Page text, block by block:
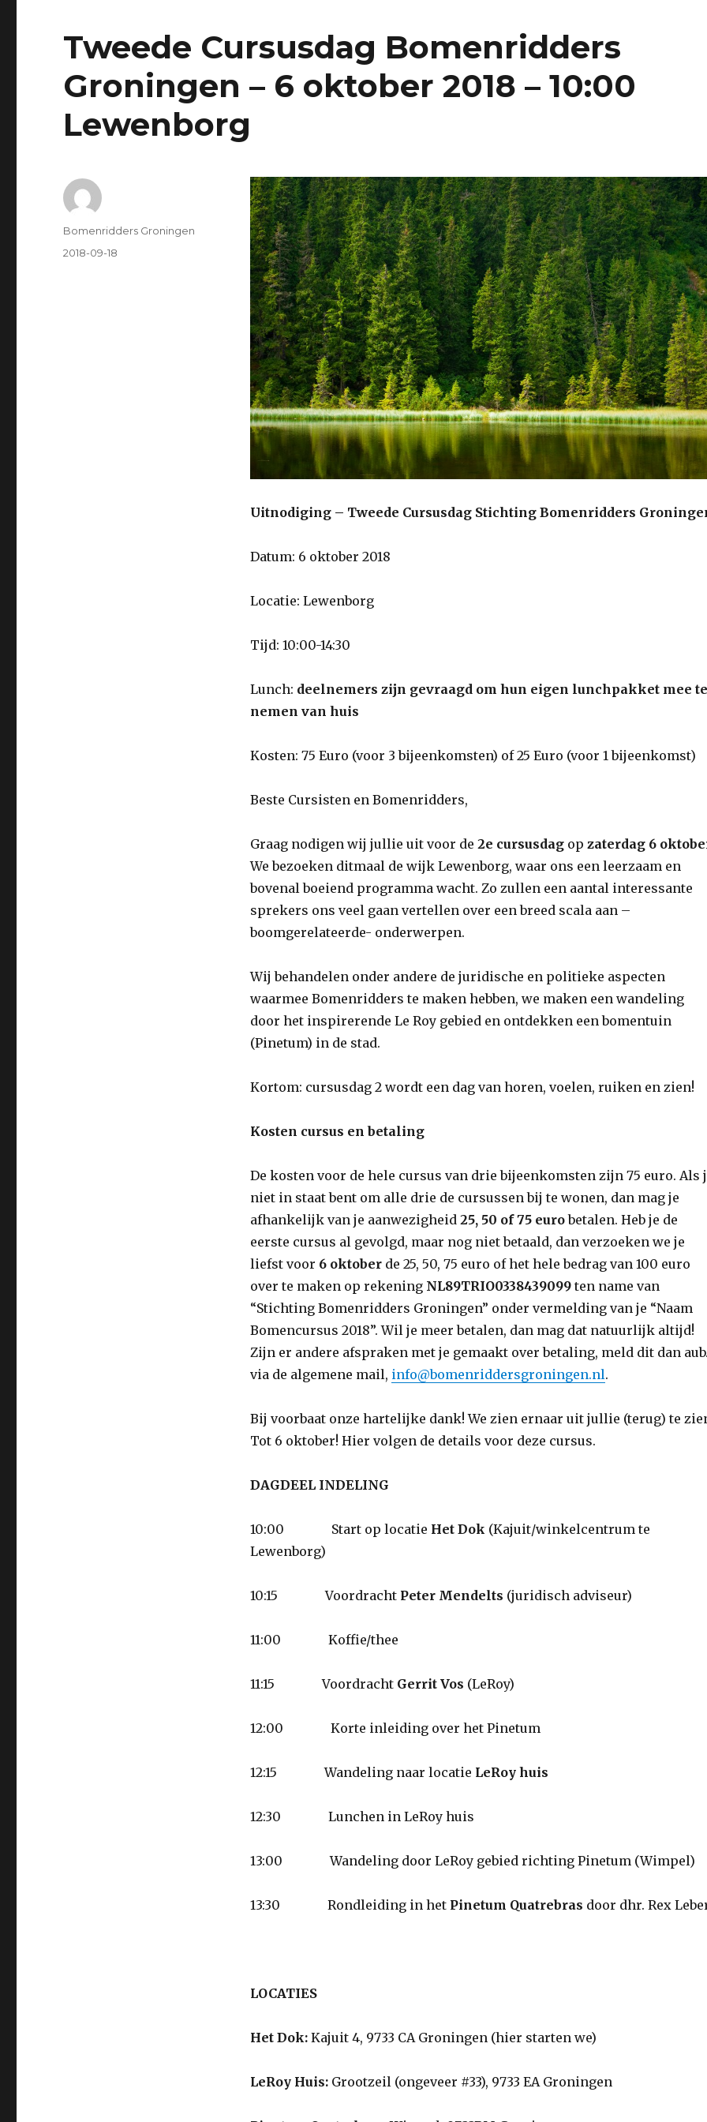
Tweede Cursusdag Bomenridders
Groningen – 6 oktober 2018 – 10:00
Lewenborg
Uitnodiging – Tweede Cursusdag Stichting Bomenridders
Datum: 6 oktober 2018
Locatie: Lewenborg
Tijd: 10:00-14:30
Lunch: deelnemers zijn gevraagd om hun eigen lunchpakket mee te
nemen van huis
Kosten: 75 Euro (voor 3 bijeenkomsten) of 25 Euro (voor 1 bijeenkomst)
Beste Cursisten en Bomenridders,
Graag nodigen wij jullie uit voor de 2e cursusdagop zaterdag 6
We bezoeken ditmaal de wijk Lewenborg, waar ons een leerzaam en
bovenal boeiend programma wacht. Zo zullen een aantal interessante
sprekers ons veel gaan vertellen over een breed scala aan –
boomgerelateerde- onderwerpen.
Wij behandelen onder andere de juridische en politieke aspecten
waarmee Bomenridders te maken hebben, we maken een wandeling
door het inspirerende Le Roy gebied en ontdekken een bomentuin
(Pinetum) in de stad.
Kortom: cursusdag 2 wordt een dag van horen, voelen, ruiken en zien!
Kosten cursus en betaling
De kosten voor de hele cursus van drie bijeenkomsten zijn 75 euro. Als
niet in staat bent om alle drie de cursussen bij te wonen, dan mag je
afhankelijk van je aanwezigheid 25, 50 of 75 eurobetalen. Heb je de
eerste cursus al gevolgd, maar nog niet betaald, dan verzoeken we je
liefst voor 6 oktoberde 25, 50, 75 euro of het hele bedrag van 100 euro
over te maken op rekening NL89TRIO0338439099ten name van
“Stichting Bomenridders Groningen” onder vermelding van je “Naam
Bomencursus 2018”. Wil je meer betalen, dan mag dat natuurlijk altijd!
Zijn er andere afspraken met je gemaakt over betaling, meld dit dan
via de algemene mail, info@bomenriddersgroningen.nl.
Bij voorbaat onze hartelijke dank! We zien ernaar uit jullie (terug) te
Tot 6 oktober! Hier volgen de details voor deze cursus.
DAGDEEL INDELING
10:00 Start op locatie Het Dok (Kajuit/winkelcentrum te
Lewenborg)
10:15 VoordrachtPeter Mendelts (juridisch adviseur)
11:00 Koffie/thee
11:15 Voordracht Gerrit Vos (LeRoy)
12:00 Korte inleiding over het Pinetum
12:15 Wandeling naar locatie LeRoy huis
12:30 Lunchen in LeRoy huis
13:00 Wandeling door LeRoy gebied richting Pinetum (Wimpel)
13:30 Rondleiding in hetPinetum Quatrebras door dhr. Rex
LOCATIES
Het Dok: Kajuit 4, 9733 CA Groningen (hier starten we)
LeRoy Huis: Grootzeil (ongeveer #33), 9733 EA Groningen
Author
Bomenridders Groningen
Posted
2018-09-18